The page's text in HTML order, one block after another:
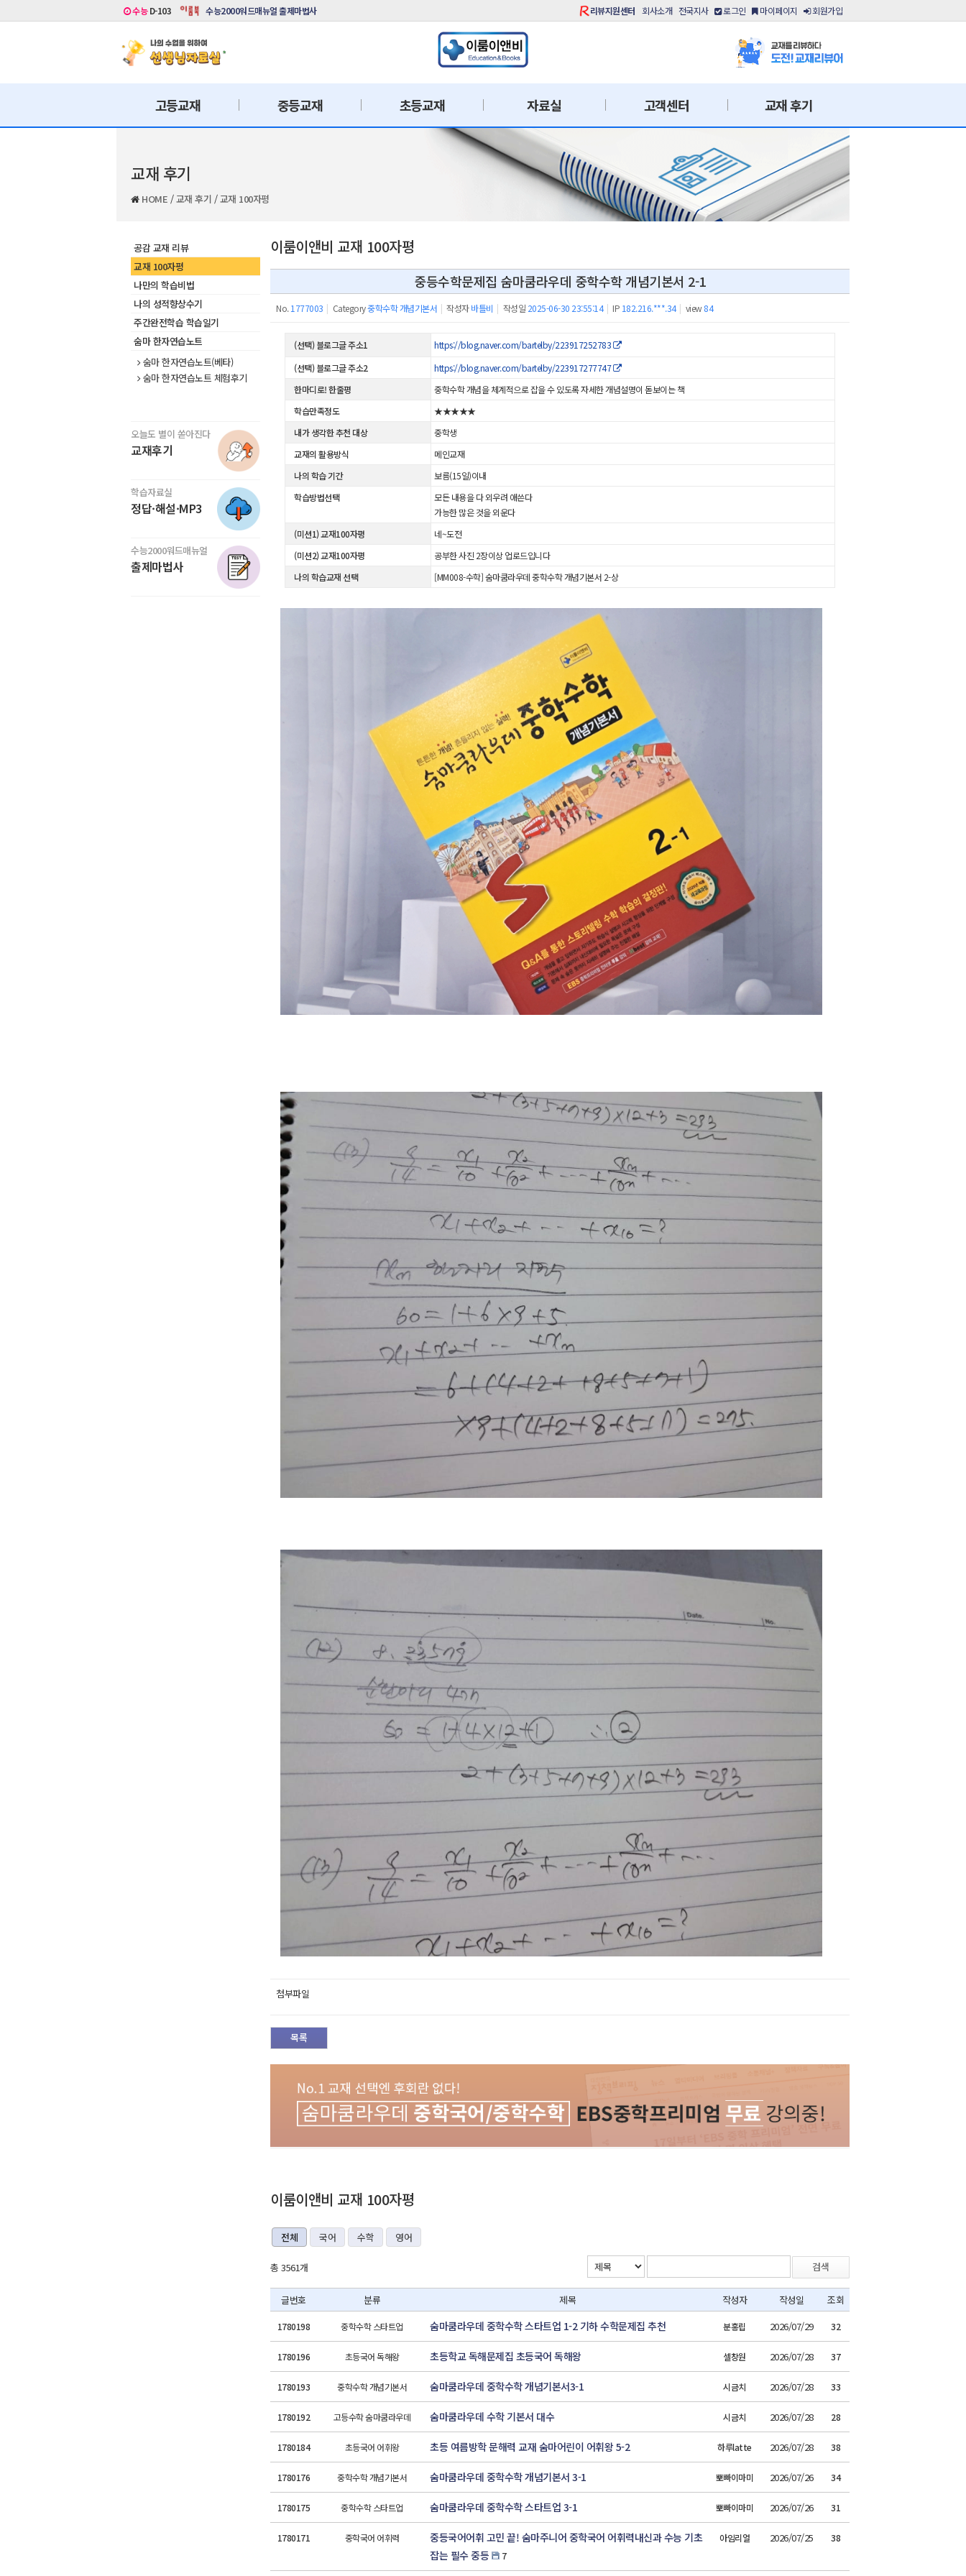
수능D-103 수능2000워드매뉴얼 출제마법사 리뷰지원센터 회사소개 전국지사 로그인 마이페이지 회원가입
고등교재 중등교재 초등교재 자료실 고객센터 교재 후기
교재 후기
HOME /교재 후기 /교재 100자평
공감 교재 리뷰
교재 100자평
나만의 학습비법
나의 성적향상수기
주간완전학습 학습일기
숨마 한자연습노트
숨마 한자연습노트(베타)
숨마 한자연습노트 체험후기
오늘도 별이 쏟아진다
교재후기
학습자료실
정답·해설·MP3
수능2000워드매뉴얼
출제마법사
이룸이앤비 교재 100자평
중등수학문제집 숨마쿰라우데 중학수학 개념기본서 2-1
No. 1777003 | Category중학수학 개념기본서 | 작성자 바틀비 | 작성일 2025-06-30 23:55:14 | IP 182.216.***.34 | view 84
(선택) 블로그글 주소1
https://blog.naver.com/bartelby/223917252783
(선택) 블로그글 주소2
https://blog.naver.com/bartelby/223917277747
한마디로! 한줄평
중학수학 개념을 체계적으로 잡을 수 있도록 자세한 개념설명이 돋보이는 책
학습만족정도
★★★★★
내가 생각한 추천 대상
중학생
교재의 활용방식
메인교재
나의 학습 기간
보름(15일)이내
학습방법선택
모든 내용을 다 외우려 애쓴다
가능한 많은 것을 외운다
(미션1) 교재100자평
네~도전
(미션2) 교재100자평
공부한 사진 2장이상 업로드입니다
나의 학습교재 선택
[MM008-수학] 숨마쿰라우데 중학수학 개념기본서 2-상
첨부파일
목록
이룸이앤비 교재 100자평
전체 국어 수학 영어
총 3561개 검색
글번호 분류 제목 작성자 작성일 조회
1780198 중학수학 스타트업 숨마쿰라우데 중학수학 스타트업 1-2 기하 수학문제집 추천 분홍립 2026/07/29 32
1780196 초등국어 독해왕 초등학교 독해문제집 초등국어 독해왕 셀창원 2026/07/28 37
1780193 중학수학 개념기본서 숨마쿰라우데 중학수학 개념기본서3-1 시금치 2026/07/28 33
1780192 고등수학 숨마쿰라우데 숨마쿰라우데 수학 기본서 대수 시금치 2026/07/28 28
1780184 초등국어 어휘왕 초등 여름방학 문해력 교재 숨마어린이 어휘왕 5-2 하루latte 2026/07/28 38
1780176 중학수학 개념기본서 숨마쿰라우데 중학수학 개념기본서 3-1 뽀빠이마미 2026/07/26 34
1780175 중학수학 스타트업 숨마쿰라우데 중학수학 스타트업 3-1 뽀빠이마미 2026/07/26 31
1780171 중학국어 어휘력
중등국어어휘 고민 끝! 숨마주니어 중학국어 어휘력내신과 수능 기초
잡는 필수 중등
7
아임리얼 2026/07/25 38